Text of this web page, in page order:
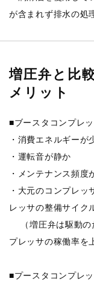
が含まれず排水の処
増圧弁と比
メリット
■ブースタコンプレ
・消費エネルギーが
・運転音が静か
・メンテナンス頻度
・大元のコンプレ
レッサの整備サイク
（増圧弁は駆動の
プレッサの稼働率を
■プースタコンプレ